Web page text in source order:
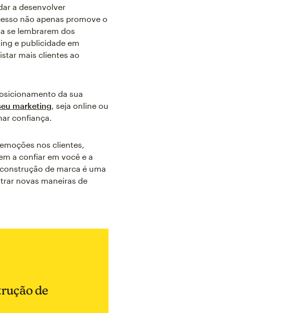
a desenvolver
não apenas promove o
se lembrarem dos
e publicidade em
mais clientes ao
da sua
marketing, seja online ou
confiança.
nos clientes,
a confiar em você e a
de marca é uma
novas maneiras de
de